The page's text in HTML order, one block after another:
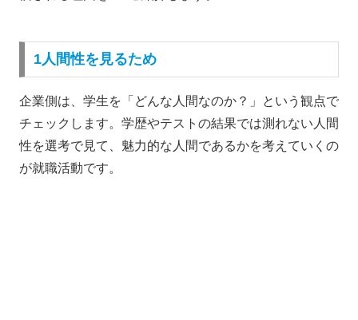
1人間性を見るため
企業側は、学生を「どんな人間なのか？」という観点で
チェックします。学歴やテストの結果では測れない人間
性を選考で見て、魅力的な人間であるかを考えていくの
が就職活動です。